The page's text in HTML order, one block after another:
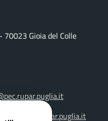
70023 Gioia del Colle